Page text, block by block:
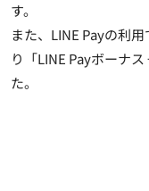
す。
また、LINE Payの利
り「LINE Payボーナ
た。